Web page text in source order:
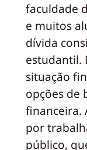
faculdade
e muitos
dívida
estudantil.
situação
opções de
financeira.
por
público,